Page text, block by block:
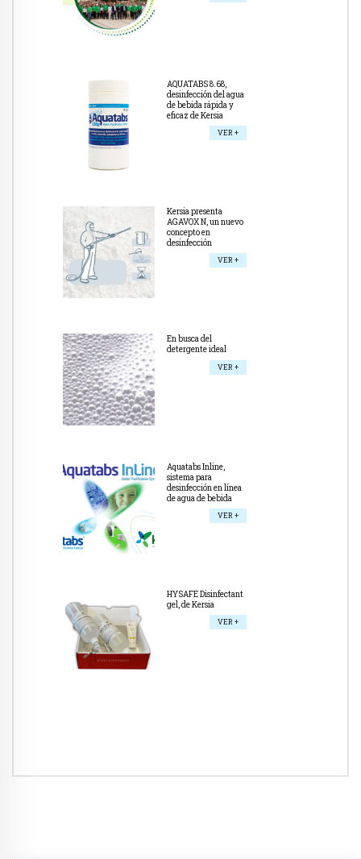
AQUATABS 8.68,
desinfección del agua
de bebida rápida y
eficaz de Kersia
VER +
Kersia presenta
AGAVOX N, un nuevo
concepto en
desinfección
VER +
En busca del
detergente ideal
VER +
Aquatabs Inline,
sistema para
desinfección en línea
de agua de bebida
VER +
HYSAFE Disinfectant
gel, de Kersia
VER +